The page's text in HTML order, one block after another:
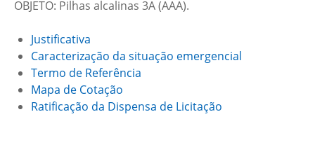
OBJETO: Pilhas alcalinas 3A (AAA).
Justificativa
Caracterização da situação emergencial
Termo de Referência
Mapa de Cotação
Ratificação da Dispensa de Licitação